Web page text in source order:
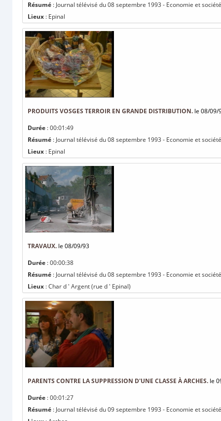
Résumé : Journal télévisé du 08 septembre 1993 - Economie et
Lieux : Epinal
PRODUITS VOSGES TERROIR EN GRANDE DISTRIBUTION. le 08/09/
Durée : 00:01:49
Résumé : Journal télévisé du 08 septembre 1993 - Economie et
Lieux : Epinal
TRAVAUX. le 08/09/93
Durée : 00:00:38
Résumé : Journal télévisé du 08 septembre 1993 - Economie et
Lieux : Char d ' Argent (rue d ' Epinal)
PARENTS CONTRE LA SUPPRESSION D'UNE CLASSE À ARCHES. le
Durée : 00:01:27
Résumé : Journal télévisé du 09 septembre 1993 - Economie et